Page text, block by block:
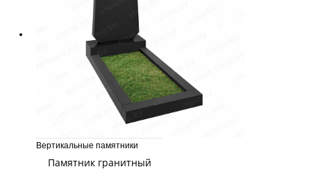
Вертикальные памятники
Памятник гранитный